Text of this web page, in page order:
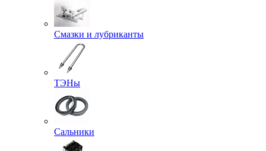
Смазки и лубриканты
ТЭНы
Сальники